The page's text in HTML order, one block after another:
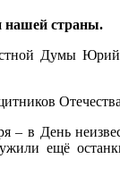
нашей страны.
Думы
в День
ещё